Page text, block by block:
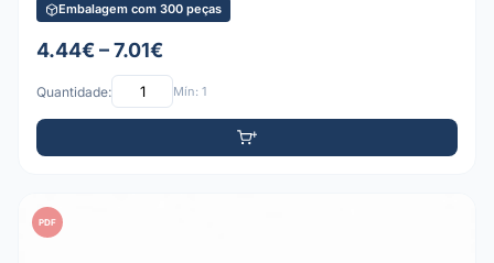
Embalagem com 300 peças
4.44€ – 7.01€
Quantidade: Mín: 1
PDF